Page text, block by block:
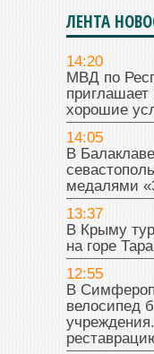
ЛЕНТА
14:20
МВД по
хорошие
14:05
В
медалями
13:37
В Крыму
на горе
12:55
В
велосипед